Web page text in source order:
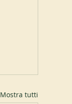
Mostra tutti